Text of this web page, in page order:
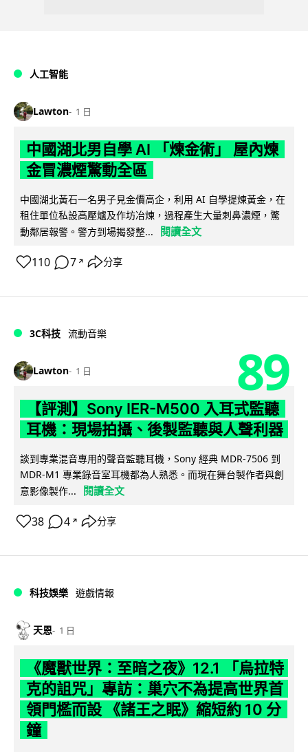
人工智能
Lawton 1 日
中國湖北男自學 AI 「煉金術」 屋內煉
金冒濃煙驚動全區
中國湖北黃石一名男子見金價高企，利用 AI 自學提煉黃金，在
租住單位私設高壓爐及作坊冶煉，過程產生大量刺鼻濃煙，驚
動鄰居報警。警方到場揭發整...
閱讀全文
110 7 ↗ 分享
3C科技 流動音樂
Lawton 1 日 89
【評測】Sony IER-M500 入耳式監聽
耳機：現場拍攝、後製監聽與人聲利器
談到專業混音專用的聲音監聽耳機，Sony 經典 MDR-7506 到
MDR-M1 專業錄音室耳機都為人熟悉。而現在舞台製作者與創
意影像製作...
閱讀全文
38 4 ↗ 分享
科技娛樂 遊戲情報
天恩 1 日
《魔獸世界：至暗之夜》12.1 「烏拉特
克的詛咒」專訪：巢穴不為提高世界首
領門檻而設 《諸王之眠》縮短約 10 分
鐘